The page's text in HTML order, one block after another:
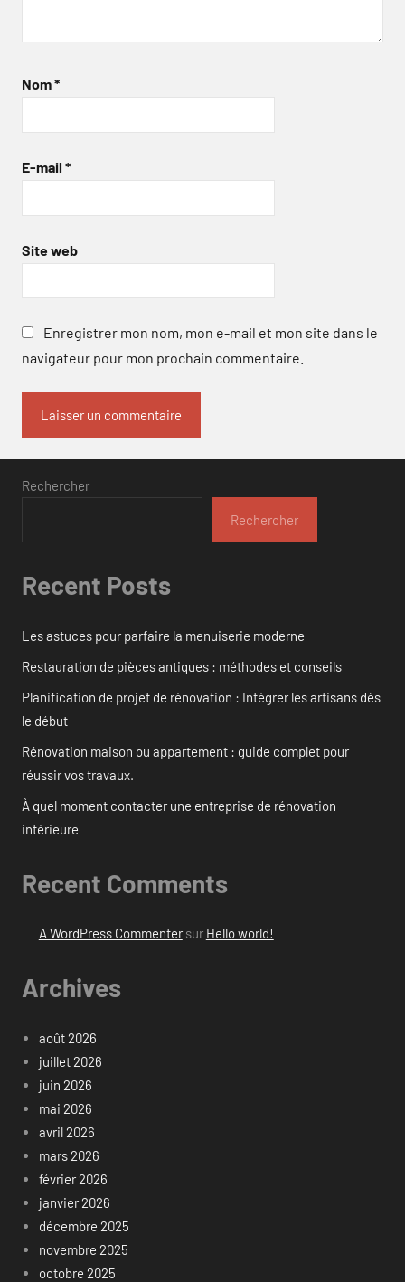
Nom*
E-mail *
Site web
Enregistrer mon nom, mon e-mail et mon site dans le
navigateur pour mon prochain commentaire.
Rechercher
Rechercher
Recent Posts
Les astuces pour parfaire la menuiserie moderne
Restauration de pièces antiques : méthodes et conseils
Planification de projet de rénovation : Intégrer les artisans dès
le début
Rénovation maison ou appartement : guide complet pour
réussir vos travaux.
À quel moment contacter une entreprise de rénovation
intérieure
Recent Comments
A WordPress Commentersur Hello world!
Archives
août 2026
juillet 2026
juin 2026
mai 2026
avril 2026
mars 2026
février 2026
janvier 2026
décembre 2025
novembre 2025
octobre 2025